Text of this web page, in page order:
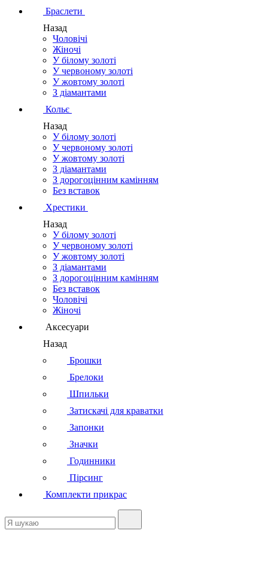
Браслети
Назад
Чоловічі
Жіночі
У білому золоті
У червоному золоті
У жовтому золоті
З діамантами
Кольє
Назад
У білому золоті
У червоному золоті
У жовтому золоті
З діамантами
З дорогоцінним камінням
Без вставок
Хрестики
Назад
У білому золоті
У червоному золоті
У жовтому золоті
З діамантами
З дорогоцінним камінням
Без вставок
Чоловічі
Жіночі
Аксесуари
Назад
Брошки
Брелоки
Шпильки
Затискачі для краватки
Запонки
Значки
Годинники
Пірсинг
Комплекти прикрас